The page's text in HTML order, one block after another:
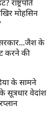
मोहसिन
के
करने की
के सामने
वेदांश